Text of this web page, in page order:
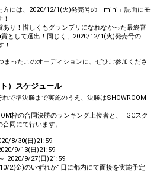
方には、2020/12/1(火)発売号の「mini」誌面にモ
り！惜しくもグランプリになれなかった最終審
として選出！同じく、2020/12/1(火)発売号の
！
ったこのオーディションに、ぜひご参加くださ
）スケジュール
で準決勝まで実施のうえ、決勝はSHOWROOM
枠の合同決勝のランキング上位者と、TGCスク
同にて行います。
8/30(日)21:59
9/13(日)21:59
2020/9/27(日)21:59
2(金)のいずれか1日に都内にて面接を実施予定